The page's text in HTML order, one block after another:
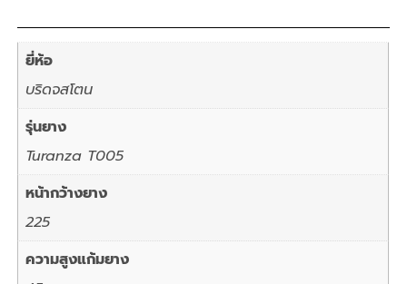
ยี่ห้อ
บริดจสโตน
รุ่นยาง
Turanza T005
หน้ากว้างยาง
225
ความสูงแก้มยาง